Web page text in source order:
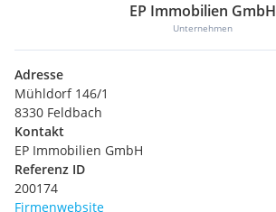
EP Immobilien GmbH
Unternehmen
Adresse
Mühldorf 146/1
8330 Feldbach
Kontakt
EP Immobilien GmbH
Referenz ID
200174
Firmenwebsite